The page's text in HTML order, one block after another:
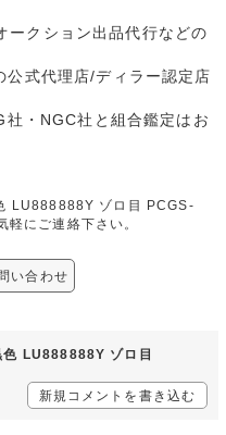
ークション出品代行などの
公式代理店/ディラー認定店
・NGC社と組合鑑定はお
LU888888Y ゾロ目 PCGS-
にご連絡下さい。
い合わせ
LU888888Y ゾロ目
新規コメントを書き込む